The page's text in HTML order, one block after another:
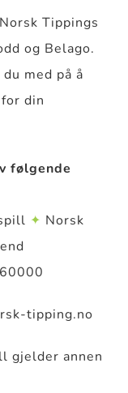
Tippings
og Belago.
med på å
din
følgende
✦ Norsk
tipping.no
gjelder annen